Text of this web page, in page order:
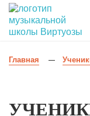
Главная —